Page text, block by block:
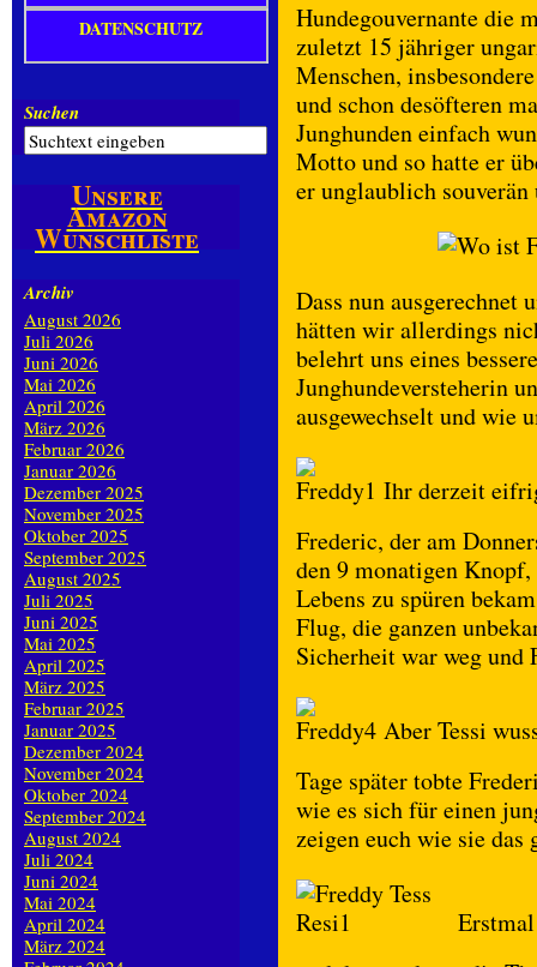
Hundegouvernante die
zuletzt 15 jähriger
Menschen,
und schon desöfteren
Junghunden einfach
Motto und so hatte er
er unglaublich
Dass nun ausgerechnet
hätten wir allerdings
belehrt uns eines
Junghundeversteherin
ausgewechselt und wie
Ihr derzeit
Frederic, der am
den 9 monatigen
Lebens zu spüren
Flug, die ganzen
Sicherheit war weg
Aber Tessi
Tage später tobte
wie es sich für einen
zeigen euch wie sie das
DATENSCHUTZ
Suchen
Unsere
Amazon
Wunschliste
Archiv
August 2026
Juli 2026
Juni 2026
Mai 2026
April 2026
März 2026
Februar 2026
Januar 2026
Dezember 2025
November 2025
Oktober 2025
September 2025
August 2025
Juli 2025
Juni 2025
Mai 2025
April 2025
März 2025
Februar 2025
Januar 2025
Dezember 2024
November 2024
Oktober 2024
September 2024
August 2024
Juli 2024
Juni 2024
Mai 2024
April 2024
März 2024